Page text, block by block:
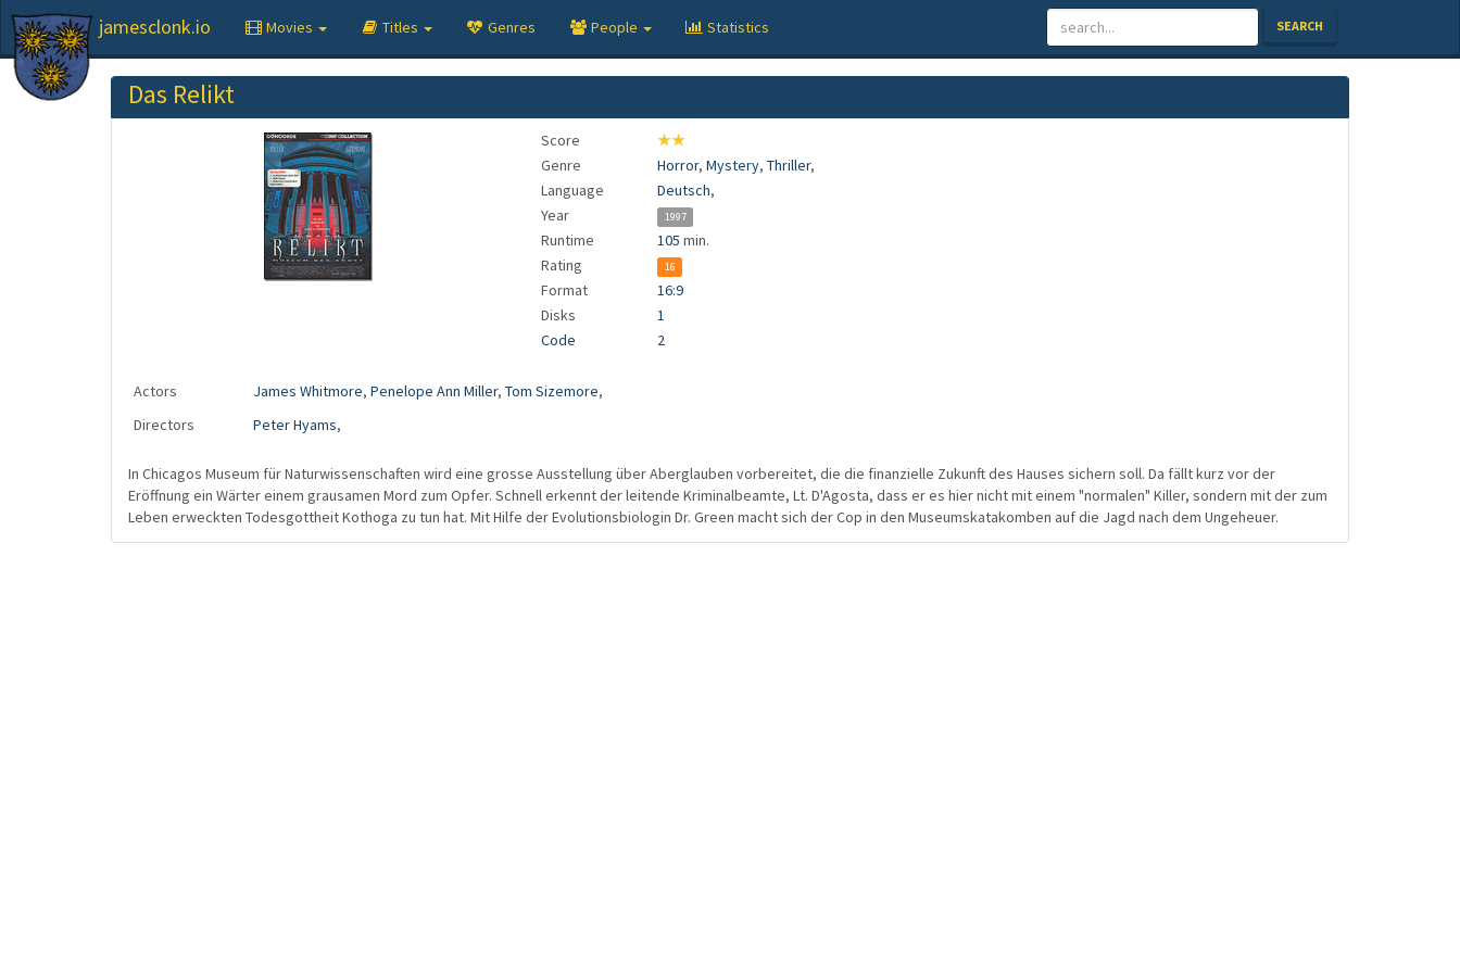
jamesclonk.io Movies Titles Genres People Statistics SEARCH
Das Relikt
Score
★★
Genre
Horror,Mystery,Thriller,
Language
Deutsch,
Year
1997
Runtime 105 min.
Rating
16
Format
16:9
Disks
1
Code
2
Actors James Whitmore, Penelope Ann Miller, Tom Sizemore,
Directors
Peter Hyams,
In Chicagos Museum für Naturwissenschaften wird eine grosse Ausstellung über Aberglauben vorbereitet, die die finanzielle Zukunft des Hauses sichern soll. Da fällt kurz vor der
Eröffnung ein Wärter einem grausamen Mord zum Opfer. Schnell erkennt der leitende Kriminalbeamte, Lt. D'Agosta, dass er es hier nicht mit einem "normalen" Killer, sondern mit der zum
Leben erweckten Todesgottheit Kothoga zu tun hat. Mit Hilfe der Evolutionsbiologin Dr. Green macht sich der Cop in den Museumskatakomben auf die Jagd nach dem Ungeheuer.